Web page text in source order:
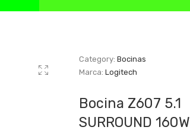
Category:Bocinas
Marca:Logitech
Bocina Z607 5.1
SURROUND 160W